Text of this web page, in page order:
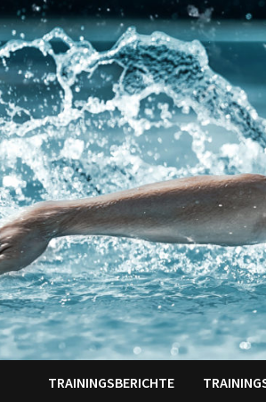
Zum
Inhalt
springen
TRAININGSBERICHTE